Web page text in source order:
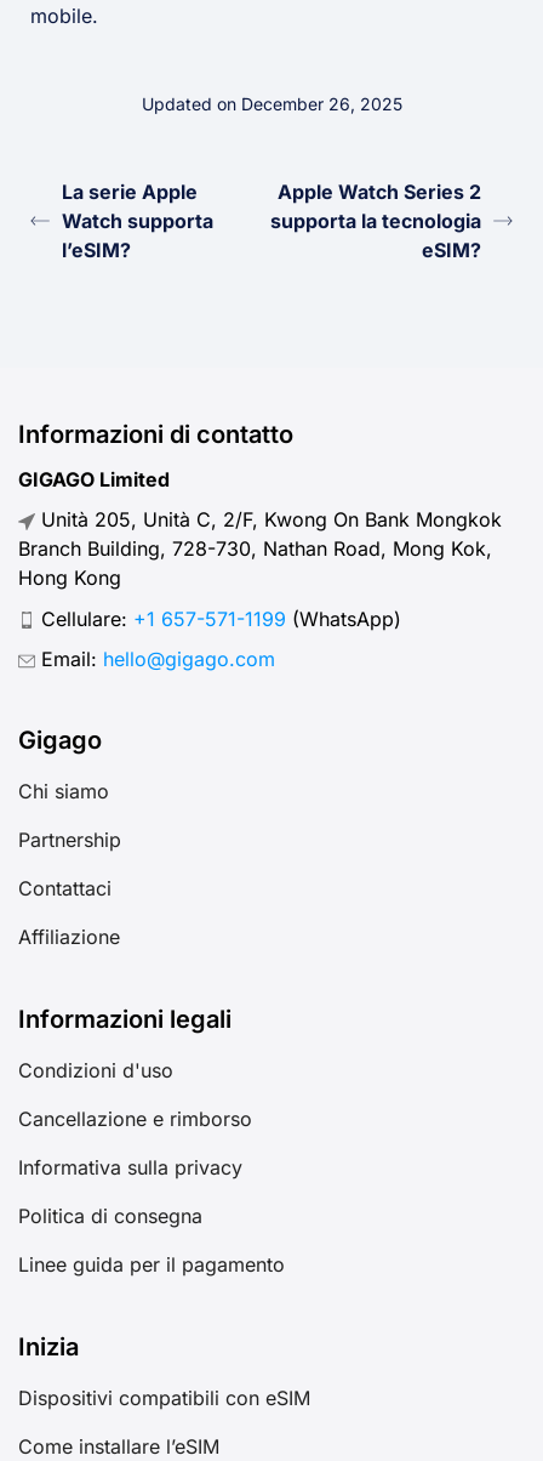
mobile.
Updated on December 26, 2025
La serie Apple
Watch supporta
l’eSIM?
Apple Watch Series 2
supporta la tecnologia
eSIM?
Informazioni di contatto
GIGAGO Limited
Unità 205, Unità C, 2/F, Kwong On Bank Mongkok
Branch Building, 728-730, Nathan Road, Mong Kok,
Hong Kong
Cellulare: +1 657-571-1199 (WhatsApp)
Email: hello@gigago.com
Gigago
Chi siamo
Partnership
Contattaci
Affiliazione
Informazioni legali
Condizioni d'uso
Cancellazione e rimborso
Informativa sulla privacy
Politica di consegna
Linee guida per il pagamento
Inizia
Dispositivi compatibili con eSIM
Come installare l’eSIM